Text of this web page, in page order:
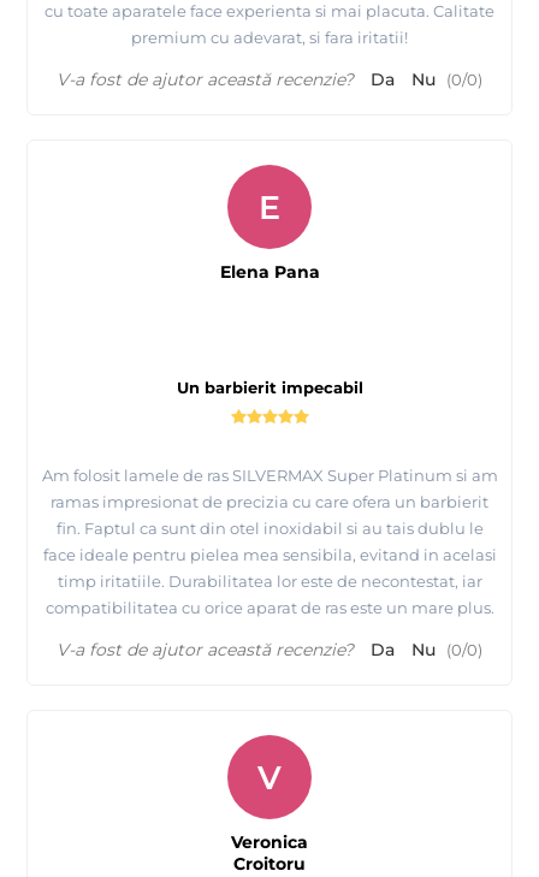
cu toate aparatele face experienta si mai placuta. Calitate
premium cu adevarat, si fara iritatii!
V-a fost de ajutor această recenzie? Da Nu (0/0)
Un barbierit impecabil
Am folosit lamele de ras SILVERMAX Super Platinum si am
ramas impresionat de precizia cu care ofera un barbierit
fin. Faptul ca sunt din otel inoxidabil si au tais dublu le
face ideale pentru pielea mea sensibila, evitand in acelasi
timp iritatiile. Durabilitatea lor este de necontestat, iar
compatibilitatea cu orice aparat de ras este un mare plus.
E
Elena Pana
V-a fost de ajutor această recenzie? Da Nu (0/0)
V
Veronica
Croitoru